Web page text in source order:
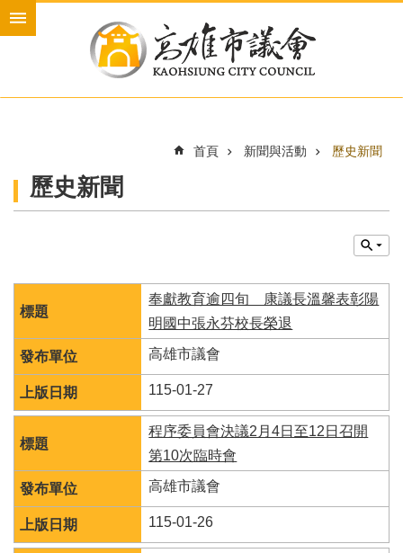
跳到主要內容區塊
介
會
議
員
新
聞
與
活
會
訊
首頁 新聞與活動 歷史新聞
歷史新聞
奉獻教育逾四旬 康議長溫馨表彰陽
明國中張永芬校長榮退
高雄市議會
115-01-27
程序委員會決議2月4日至12日召開
第10次臨時會
高雄市議會
115-01-26